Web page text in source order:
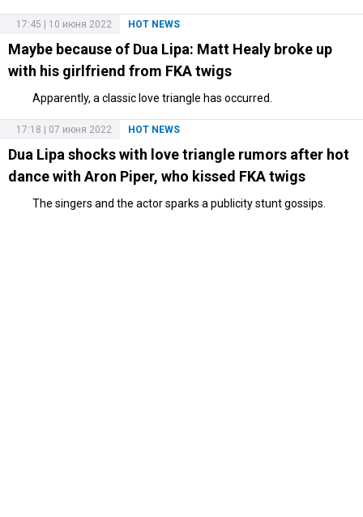
HOT NEWS
17:45 | 10 июня 2022
Maybe because of Dua Lipa: Matt Healy broke up
with his girlfriend from FKA twigs
Apparently, a classic love triangle has occurred.
HOT NEWS
17:18 | 07 июня 2022
Dua Lipa shocks with love triangle rumors after hot
dance with Aron Piper, who kissed FKA twigs
The singers and the actor sparks a publicity stunt gossips.